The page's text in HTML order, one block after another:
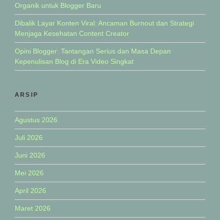
Organik untuk Blogger Baru
Dibalik Layar Konten Viral: Ancaman Burnout dan Strategi
Menjaga Kesehatan Content Creator
Opini Blogger: Tantangan Serius dan Masa Depan
Kepenulisan Blog di Era Video Singkat
ARSIP
Agustus 2026
Juli 2026
Juni 2026
Mei 2026
April 2026
Maret 2026